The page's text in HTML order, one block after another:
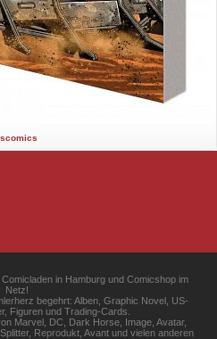
in Hamburg und Comicshop im
Netz!
begehrt: Alben, Graphic Novel, US-
Figuren und Trading-Cards.
Marvel, DC, Dark Horse, Image, Avatar,
Reprodukt, Avant und vielen anderen